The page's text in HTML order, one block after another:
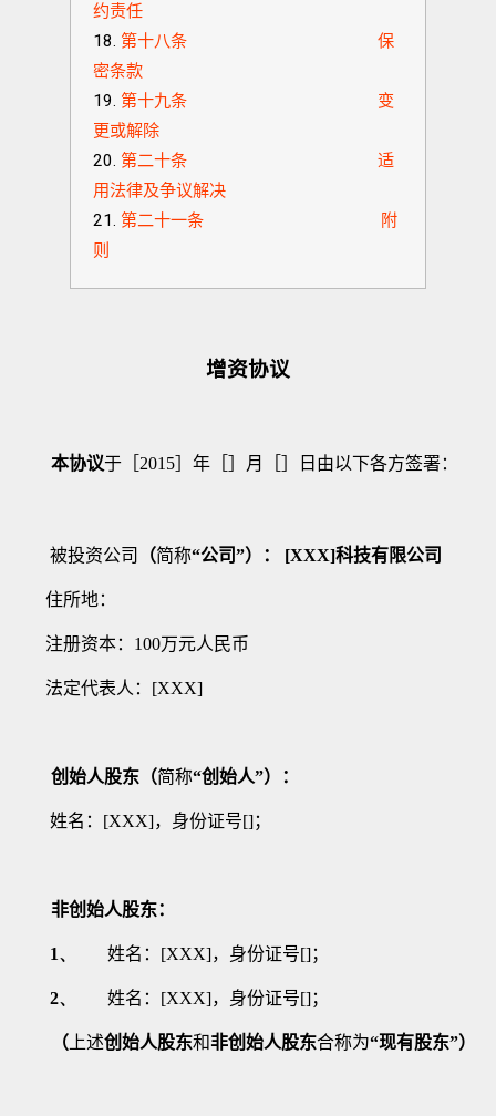
约责任
第十八条 保
密条款
第十九条 变
更或解除
第二十条 适
用法律及争议解决
第二十一条 附
则
增资协议
本协议于［ 2015］年［］月［］日由以下各方签署：
被投资公司 （简称“公司”）： [XXX]科技有限公司
住所地：
注册资本： 100万元人民币
法定代表人： [XXX]
创始人股东（简称“创始人”）：
姓名： [XXX]，身份证号[]；
非创始人股东：
1、 姓名： [XXX]，身份证号[]；
2、 姓名： [XXX]，身份证号[]；
（ 上述创始人股东和非创始人股东合称为“现有股东”）